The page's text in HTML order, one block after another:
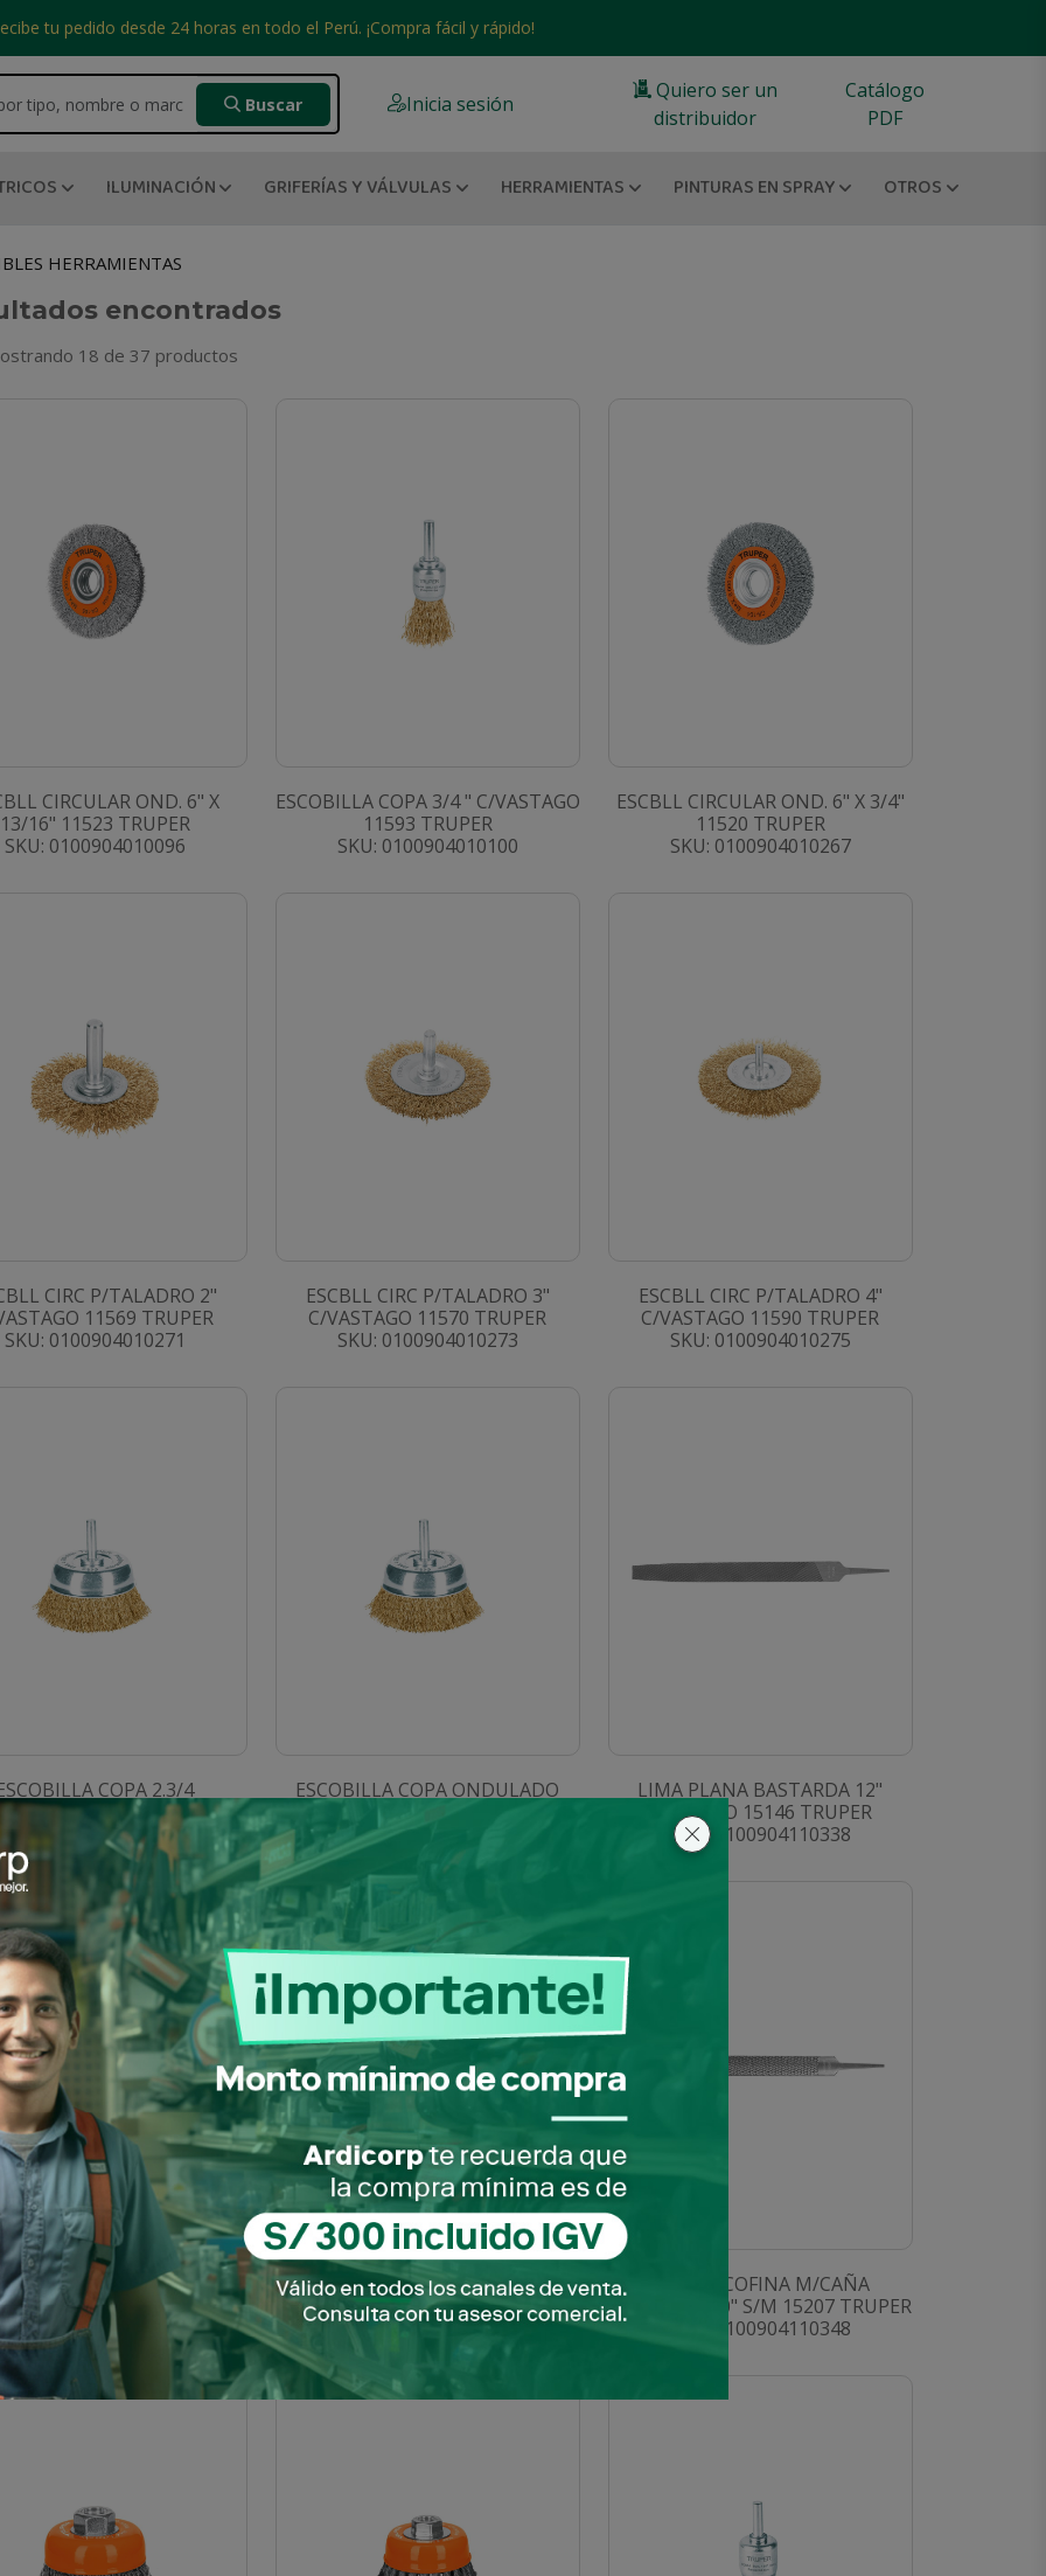
tu pedido desde 24 horas en todo el Perú. ¡Compra fácil y rápido!
Buscar Inicia sesión
Quiero ser un
distribuidor
Catálogo
PDF
ILUMINACIÓN GRIFERÍAS Y VÁLVULAS HERRAMIENTAS PINTURAS EN SPRAY OTROS
HERRAMIENTAS
encontrados
18 de 37 productos
CIRCULAR OND. 6" X
13/16" 11523 TRUPER
SKU: 0100904010096
ESCOBILLA COPA 3/4 " C/VASTAGO
11593 TRUPER
SKU: 0100904010100
ESCBLL CIRCULAR OND. 6" X 3/4"
11520 TRUPER
SKU: 0100904010267
CIRC P/TALADRO 2"
11569 TRUPER
SKU: 0100904010271
ESCBLL CIRC P/TALADRO 3"
C/VASTAGO 11570 TRUPER
SKU: 0100904010273
ESCBLL CIRC P/TALADRO 4"
C/VASTAGO 11590 TRUPER
SKU: 0100904010275
COPA 2.3/4
11572 TRUPER
SKU: 0100904010279
ESCOBILLA COPA ONDULADO
SKU: 0100904010782
LIMA PLANA BASTARDA 12"
S/MANGO 15146 TRUPER
SKU: 0100904110338
BASTARDA 10"
15191 TRUPER
SKU: 0100904110345
LIMA REDONDA BASTARDA 12"
S/MANGO 15193 TRUPER
SKU: 0100904110346
LIMA ESCOFINA M/CAÑA
BASTARDA 10" S/M 15207 TRUPER
SKU: 0100904110348